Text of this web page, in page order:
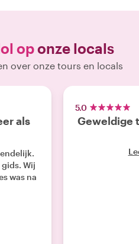
oponze locals
over onze tours en locals
als
Wij
was na
5.0
Geweldige